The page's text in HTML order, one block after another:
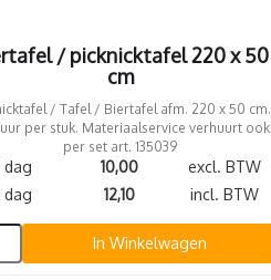
/ picknicktafel 220 x 50
cm
/ Tafel / Biertafel afm. 220 x 50 cm.
per stuk. Materiaalservice verhuurt ook
per set art. 135039
dag 10,00
excl. BTW
dag
12,10 incl. BTW
In Winkelwagen